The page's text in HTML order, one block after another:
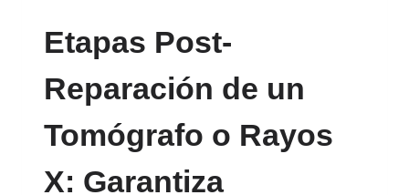
CÓMO
Etapas Post-
Reparación de un
Tomógrafo o Rayos
X: Garantiza